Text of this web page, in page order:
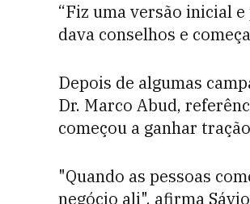
“Fiz uma versão inicial
dava conselhos e
Depois de algumas
Dr. Marco Abud,
começou a ganhar
"Quando as pessoas
negócio ali", afirma